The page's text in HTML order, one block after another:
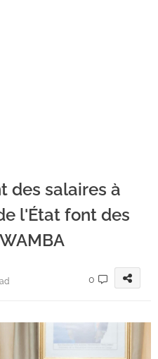
des salaires à
l'État font des
0